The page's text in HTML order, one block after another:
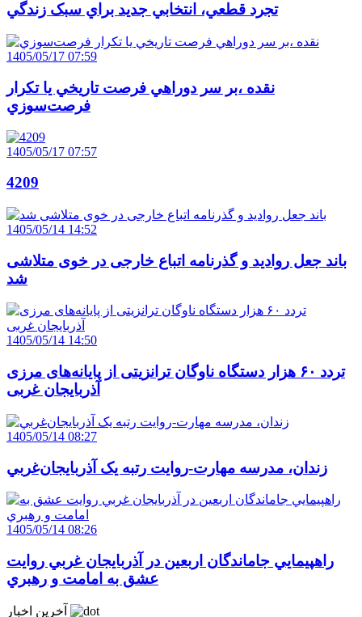
تجرد قطعي، انتخابي جديد براي سبک زندگي
1405/05/17 07:59
نقده ،بر سر دوراهي فرصت تاريخي يا تکرار
فرصت‌سوزي
1405/05/17 07:57
4209
1405/05/14 14:52
باند جعل روادید و گذرنامه اتباع خارجی در خوی متلاشی
شد
1405/05/14 14:50
تردد ۶۰ هزار دستگاه ناوگان ترانزیتی از پایانه‌های مرزی
آذربایجان ‌غربی
1405/05/14 08:27
زندان، مدرسه مهارت-روايت رتبه يک آذربايجان‌غربي
1405/05/14 08:26
راهپيمايي جاماندگان اربعين در آذربايجان غربي روايت
عشق به امامت و رهبري